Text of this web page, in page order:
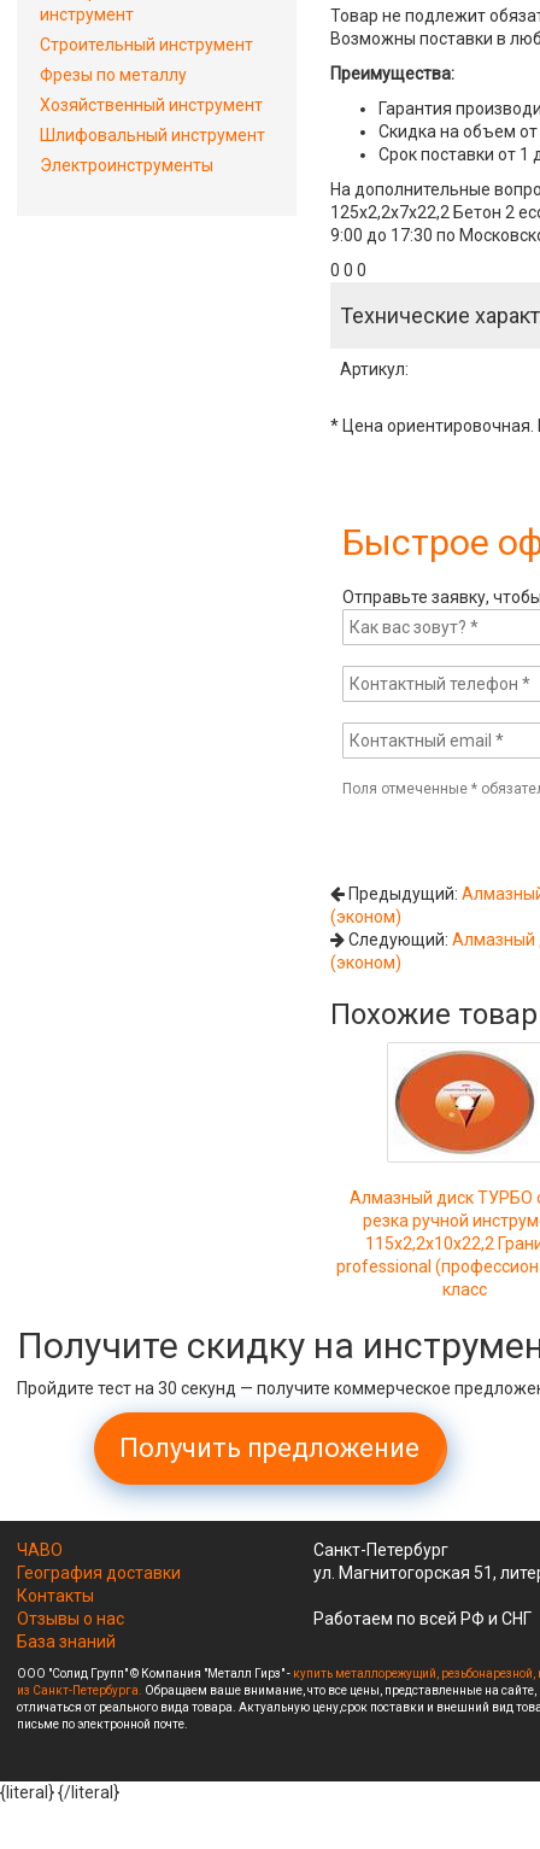
Товар не подлежит
Возможны поставки в
Преимущества:
Гарантия
Скидка на объем от
Срок поставки от 1
На дополнительные
125x2,2x7x22,2 Бетон 2
9:00 до 17:30 по
0 0 0
Технические
Артикул:
* Цена ориентировочная.
Быстрое
Отправьте заявку,
Поля отмеченные*
Предыдущий:
(эконом)
Следующий:Алмазный
(эконом)
Похожие
Алмазный диск ТУРБО
резка ручной
115x2,2x10x22,2
professional
класс
инструмент
Строительный инструмент
Фрезы по металлу
Хозяйственный инструмент
Шлифовальный инструмент
Электроинструменты
Получите скидку на
Пройдите тест на 30 секунд — получите коммерческое
Получить предложение
ЧАВО
География доставки
Контакты
Отзывы о нас
База знаний
Санкт-Петербург
ул. Магнитогорская 51,
Работаем по всей РФ и СНГ
ООО "Солид Групп" © Компания "Металл Гирз" - купить металлорежущий,
из Санкт-Петербурга. Обращаем ваше внимание, что все цены, представленные на
отличаться от реального вида товара. Актуальную цену,срок поставки и внешний вид
письме по электронной почте.
{literal}{/literal}